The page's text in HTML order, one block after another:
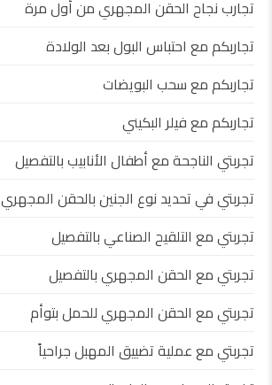
تجارب نجاح الحقن المجهري من أول مرة
تجاربكم مع احتباس البول بعد الولادة
تجاربكم مع سحب البويضات
تجاربكم مع فيلر البكيني
تجربتي الناجحة مع أطفال الأنابيب بالتفصيل
تجربتي في تحديد نوع الجنين بالحقن المجهري
تجربتي مع التلقيح الصناعي بالتفصيل
تجربتي مع الحقن المجهري بالتفصيل
تجربتي مع الحقن المجهري للحمل بتوأم
تجربتي مع عملية تضييق المهبل جراحياً